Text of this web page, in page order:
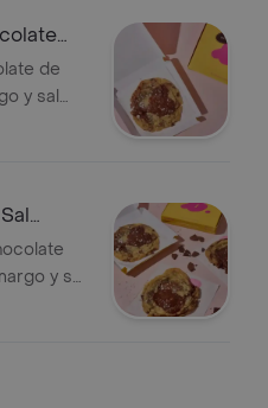
de
y sal
y sal